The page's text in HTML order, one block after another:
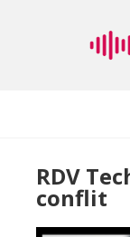
RDV
conflit